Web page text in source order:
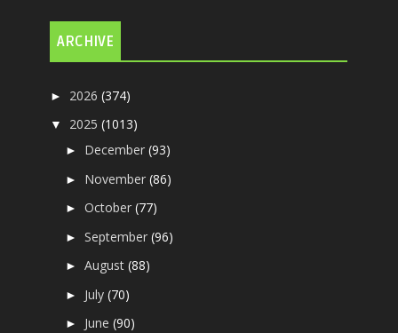
ARCHIVE
► 2026(374)
▼ 2025(1013)
► December(93)
► November(86)
►October(77)
►September(96)
►August(88)
► July(70)
► June(90)